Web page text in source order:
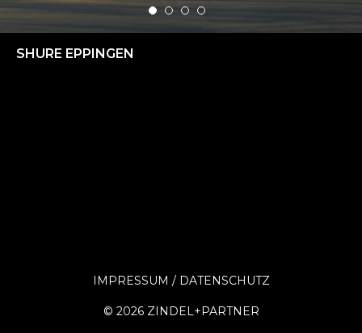
SHURE EPPINGEN
© 2026 ZINDEL+PARTNER
IMPRESSUM DATENSCHUTZ